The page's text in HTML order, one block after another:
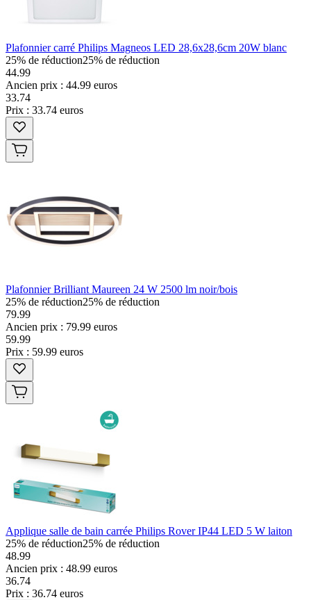
Plafonnier carré Philips Magneos LED 28,6x28,6cm 20W blanc
25% de réduction25% de réduction
44.99
Ancien prix : 44.99 euros
33.74
Prix : 33.74 euros
Plafonnier Brilliant Maureen 24 W 2500 lm noir/bois
25% de réduction25% de réduction
79.99
Ancien prix : 79.99 euros
59.99
Prix : 59.99 euros
Applique salle de bain carrée Philips Rover IP44 LED 5 W laiton
25% de réduction25% de réduction
48.99
Ancien prix : 48.99 euros
36.74
Prix : 36.74 euros